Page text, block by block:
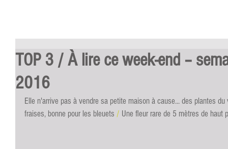
TOP 3 / À lire ce week-end –
2016
Elle n'arrive pas à vendre sa petite maison à cause... des plantes
fraises, bonne pour les bleuets / Une fleur rare de 5 mètres de haut